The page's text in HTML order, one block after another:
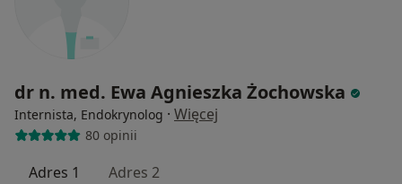
dr n. med. Ewa Agnieszka Żochowska
Internista, Endokrynolog · Więcej
80 opinii
Adres 1 Adres 2